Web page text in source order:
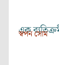
এক
স্বপন সোম